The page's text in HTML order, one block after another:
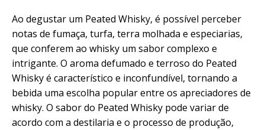
Ao degustar um Peated Whisky, é possível perceber
notas de fumaça, turfa, terra molhada e especiarias,
que conferem ao whisky um sabor complexo e
intrigante. O aroma defumado e terroso do Peated
Whisky é característico e inconfundível, tornando a
bebida uma escolha popular entre os apreciadores de
whisky. O sabor do Peated Whisky pode variar de
acordo com a destilaria e o processo de produção,